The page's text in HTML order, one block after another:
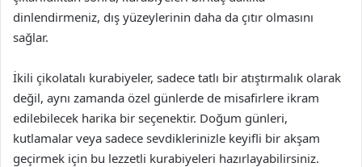
dinlendirmeniz, dış yüzeylerinin daha da çıtır olmasını
sağlar.
İkili çikolatalı kurabiyeler, sadece tatlı bir atıştırmalık olarak
değil, aynı zamanda özel günlerde de misafirlere ikram
edilebilecek harika bir seçenektir. Doğum günleri,
kutlamalar veya sadece sevdiklerinizle keyifli bir akşam
geçirmek için bu lezzetli kurabiyeleri hazırlayabilirsiniz.